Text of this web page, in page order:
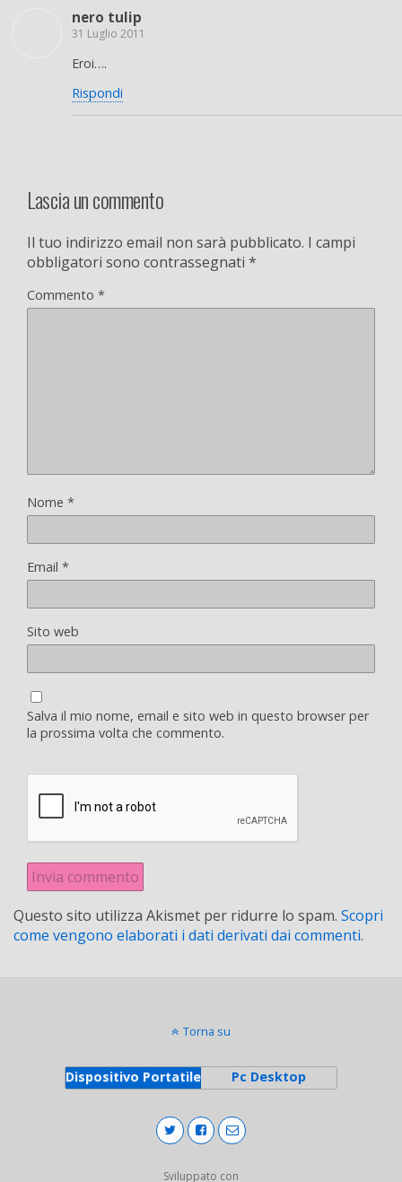
nero tulip
31 Luglio 2011
Eroi….
Rispondi
Lascia un commento
Il tuo indirizzo email non sarà pubblicato. I campi
obbligatori sono contrassegnati *
Commento *
Nome *
Email *
Sito web
Salva il mio nome, email e sito web in questo browser per
la prossima volta che commento.
Questo sito utilizza Akismet per ridurre lo spam. Scopri
come vengono elaborati i dati derivati dai commenti.
Torna su
Dispositivo Portatile Pc Desktop
Sviluppato con